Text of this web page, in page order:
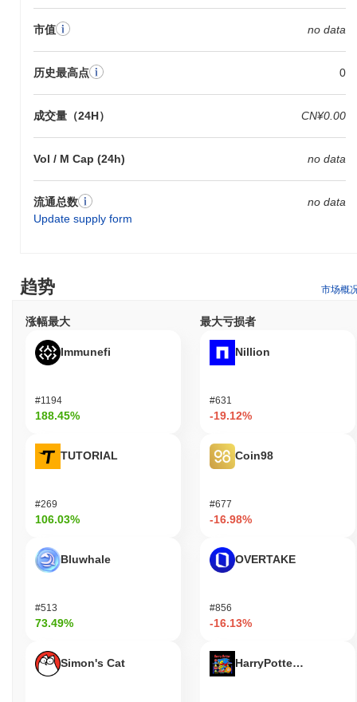
市值 no data
历史最高点 0
成交量（24H） CN¥0.00
Vol / M Cap (24h) no data
流通总数
Update supply form
no data
趋势 市场概
涨幅最大
Immunefi
#1194
188.45%
TUTORIAL
#269
106.03%
Bluwhale
#513
73.49%
Simon's Cat
最大亏损者
Nillion
#631
-19.12%
Coin98
#677
-16.98%
OVERTAKE
#856
-16.13%